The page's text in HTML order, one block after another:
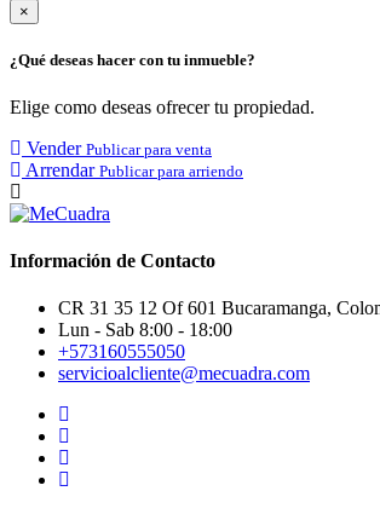
×
¿Qué deseas hacer con tu inmueble?
Elige como deseas ofrecer tu propiedad.
Vender Publicar para venta
Arrendar Publicar para arriendo
Información de Contacto
CR 31 35 12 Of 601 Bucaramanga,
Lun - Sab 8:00 - 18:00
+573160555050
servicioalcliente@mecuadra.com